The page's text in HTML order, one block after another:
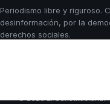
Periodismo libre y riguroso.
desinformación, por la
derechos sociales.
© 2026 El Constitucional